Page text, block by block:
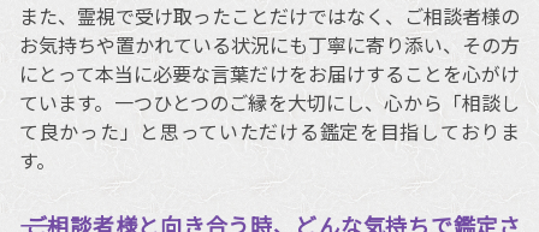
また、霊視で受け取ったことだけではなく、ご相談者様の
お気持ちや置かれている状況にも丁寧に寄り添い、その方
にとって本当に必要な言葉だけをお届けすることを心がけ
ています。一つひとつのご縁を大切にし、心から「相談し
て良かった」と思っていただける鑑定を目指しておりま
す。
―― ご相談者様と向き合う時、どんな気持ちで鑑定さ